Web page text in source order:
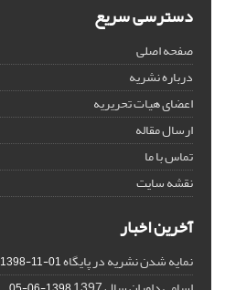
دسترسی سریع
صفحه اصلی
درباره نشریه
اعضای هیات تحریریه
ارسال مقاله
تماس با ما
نقشه سایت
آخرین اخبار
نمایه شدن نشریه در پایگاه DOAJ1398-11-01